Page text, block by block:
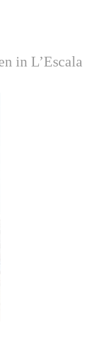
in L’Escala